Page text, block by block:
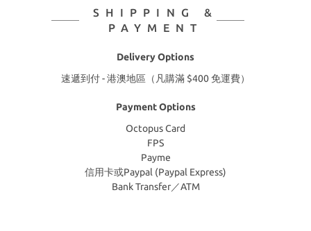
SHIPPING &
PAYMENT
Delivery Options
速遞到付 - 港澳地區（凡購滿 $400 免運費）
Payment Options
Octopus Card
FPS
Payme
信用卡或Paypal (Paypal Express)
Bank Transfer／ATM